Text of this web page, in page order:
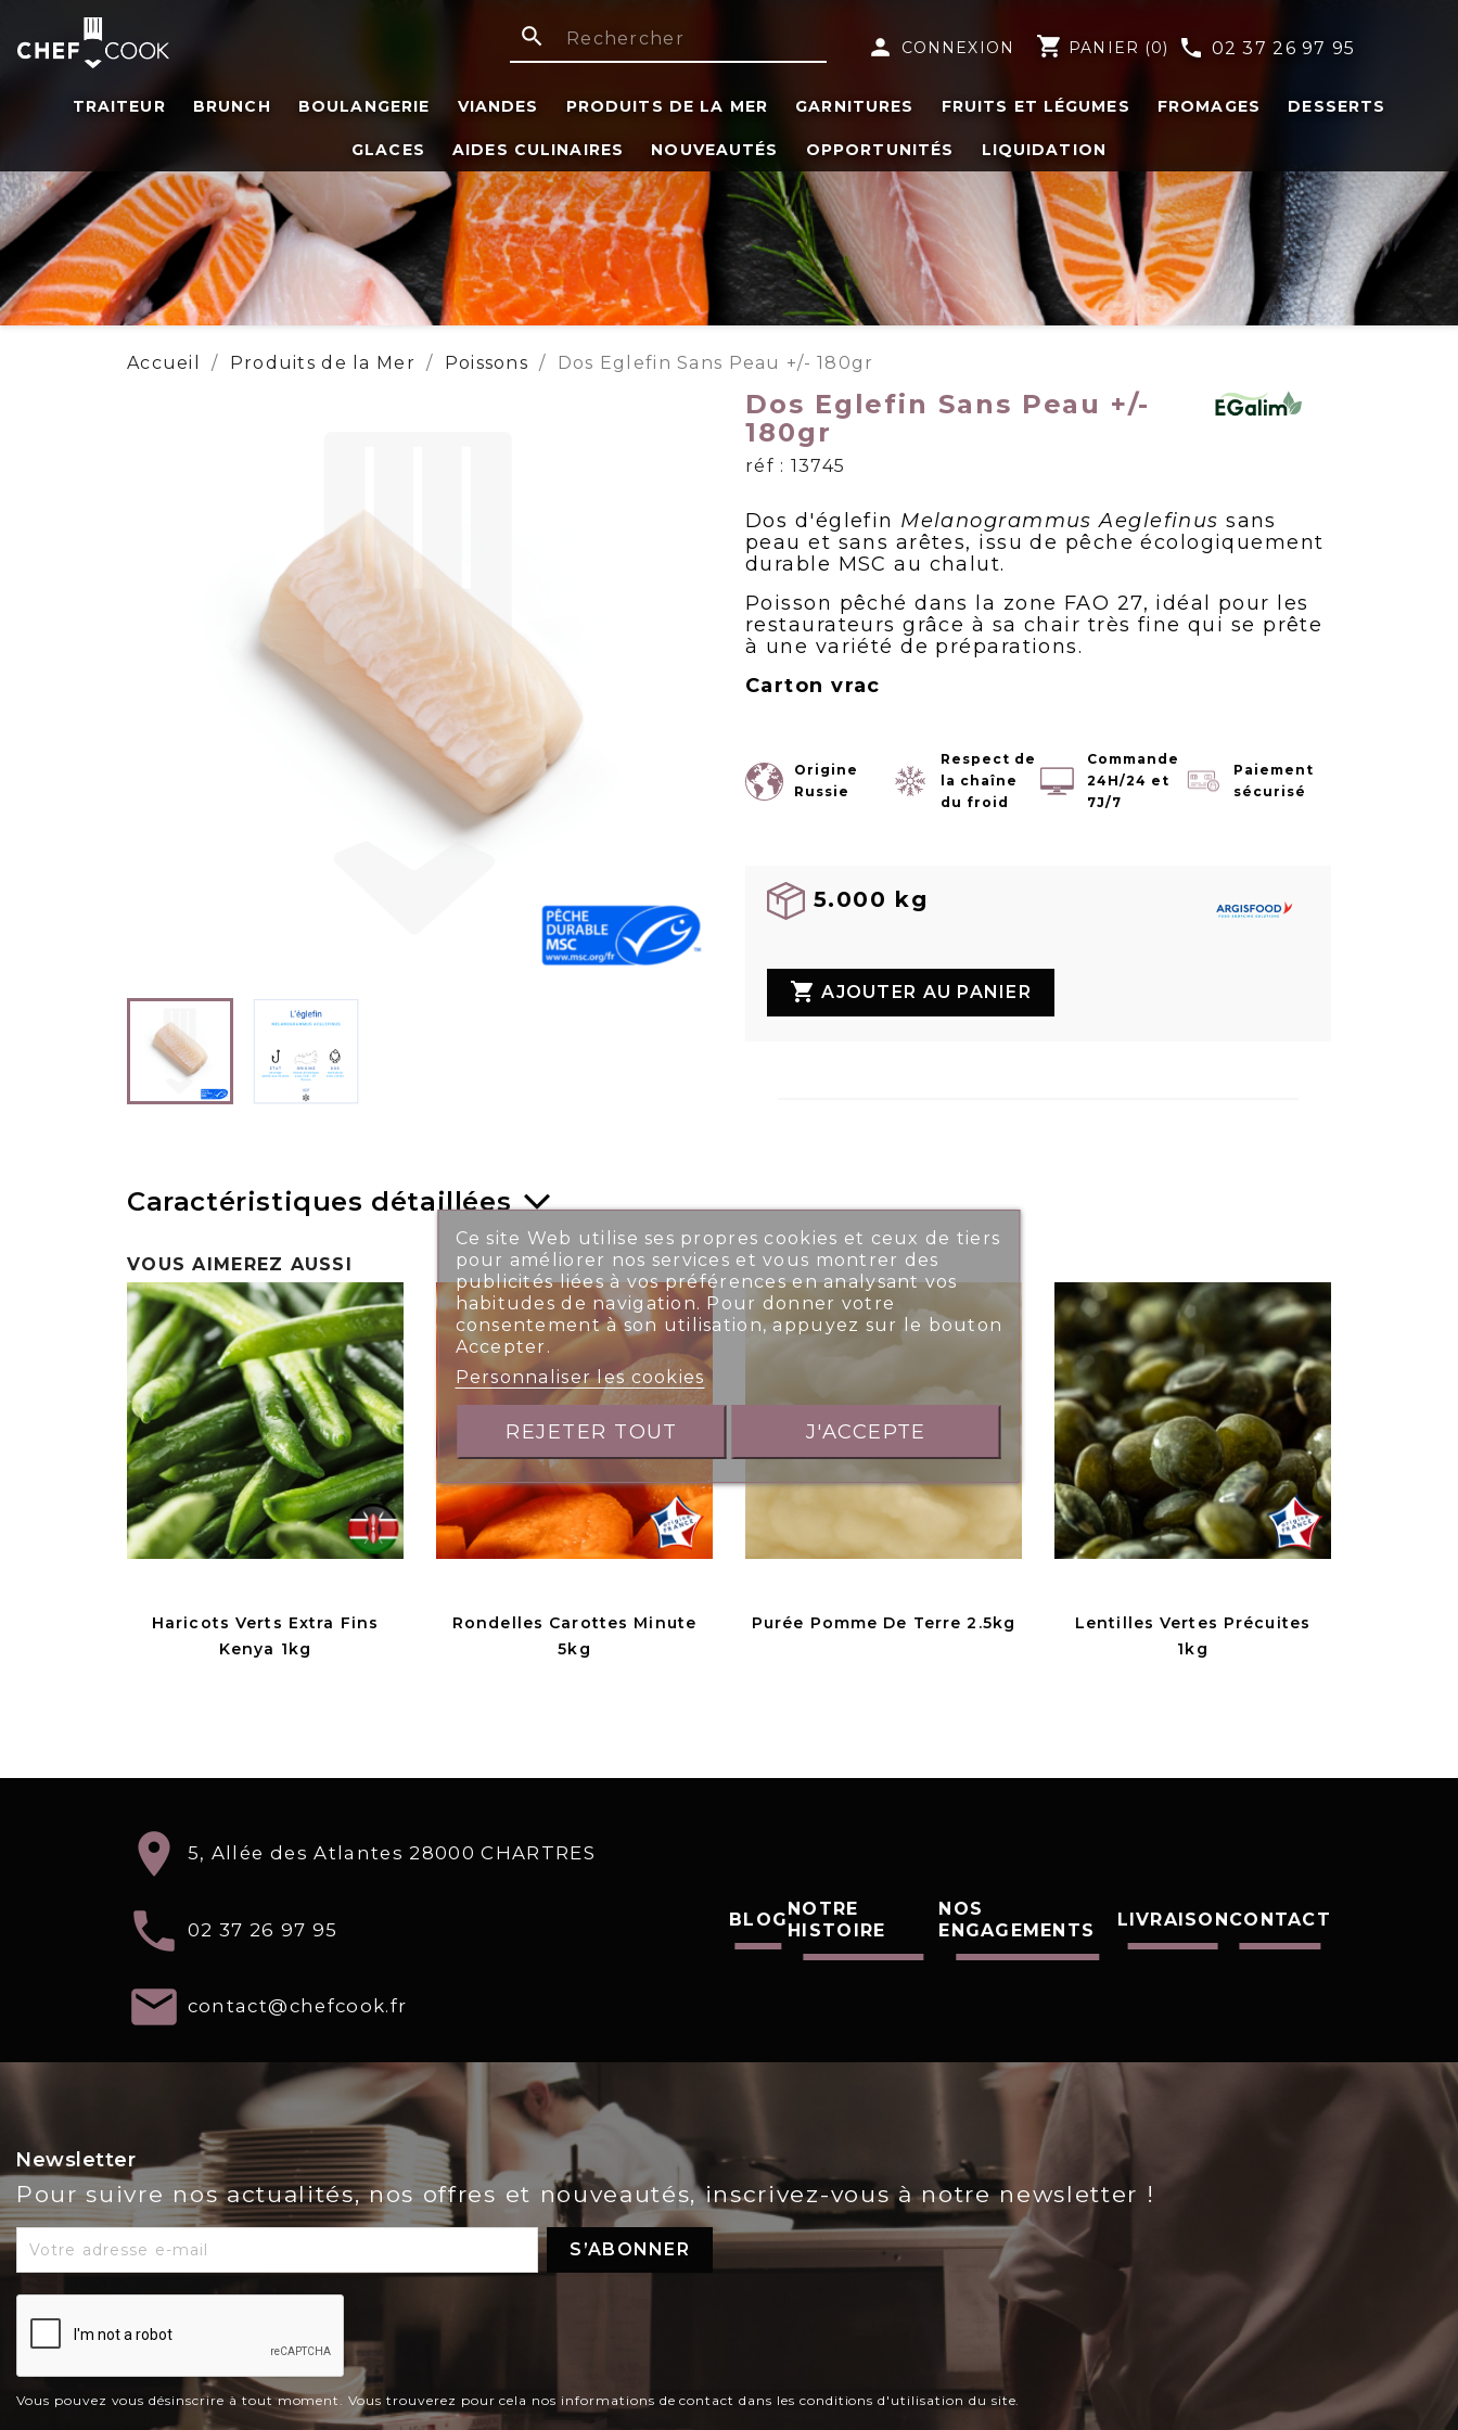
search person CONNEXION shopping_cart PANIER (0) phone 02 37 26 97 95
TRAITEUR BRUNCH BOULANGERIE VIANDES PRODUITS DE LA MER GARNITURES FRUITS ET LÉGUMES FROMAGES DESSERTS
GLACES AIDES CULINAIRES NOUVEAUTÉS OPPORTUNITÉS LIQUIDATION
Accueil Produits de la Mer Poissons Dos Eglefin Sans Peau +/- 180gr
Dos Eglefin Sans Peau +/-
180gr
réf : 13745
Dos d'églefin Melanogrammus Aeglefinus sans
peau et sans arêtes, issu de pêche écologiquement
durable MSC au chalut.
Poisson pêché dans la zone FAO 27, idéal pour les
restaurateurs grâce à sa chair très fine qui se prête
à une variété de préparations.
Carton vrac
Origine
Russie
Respect de
la chaîne
du froid
Commande
24H/24 et
7J/7
Paiement
sécurisé
5.000 kg
 AJOUTER AU PANIER
Caractéristiques détaillées
VOUS AIMEREZ AUSSI
Haricots Verts Extra Fins
Kenya 1kg
Rondelles Carottes Minute
5kg
Purée Pomme De Terre 2.5kg
Lentilles Vertes Précuites
1kg
location_on 5, Allée des Atlantes 28000 CHARTRES
local_phone 02 37 26 97 95
email contact@chefcook.fr
BLOG
NOTRE
HISTOIRE
NOS
ENGAGEMENTS
LIVRAISONCONTACT
Newsletter
Pour suivre nos actualités, nos offres et nouveautés, inscrivez-vous à notre newsletter !
Vous pouvez vous désinscrire à tout moment. Vous trouverez pour cela nos informations de contact dans les conditions d'utilisation du site.
Ce site Web utilise ses propres cookies et ceux de tiers
pour améliorer nos services et vous montrer des
publicités liées à vos préférences en analysant vos
habitudes de navigation. Pour donner votre
consentement à son utilisation, appuyez sur le bouton
Accepter.
Personnaliser les cookies
REJETER TOUT J'ACCEPTE